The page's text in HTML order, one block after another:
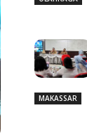
MAKASSAR